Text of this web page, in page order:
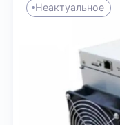
Неактуальное